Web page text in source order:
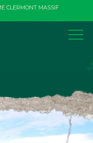
CLERMONT MASSIF